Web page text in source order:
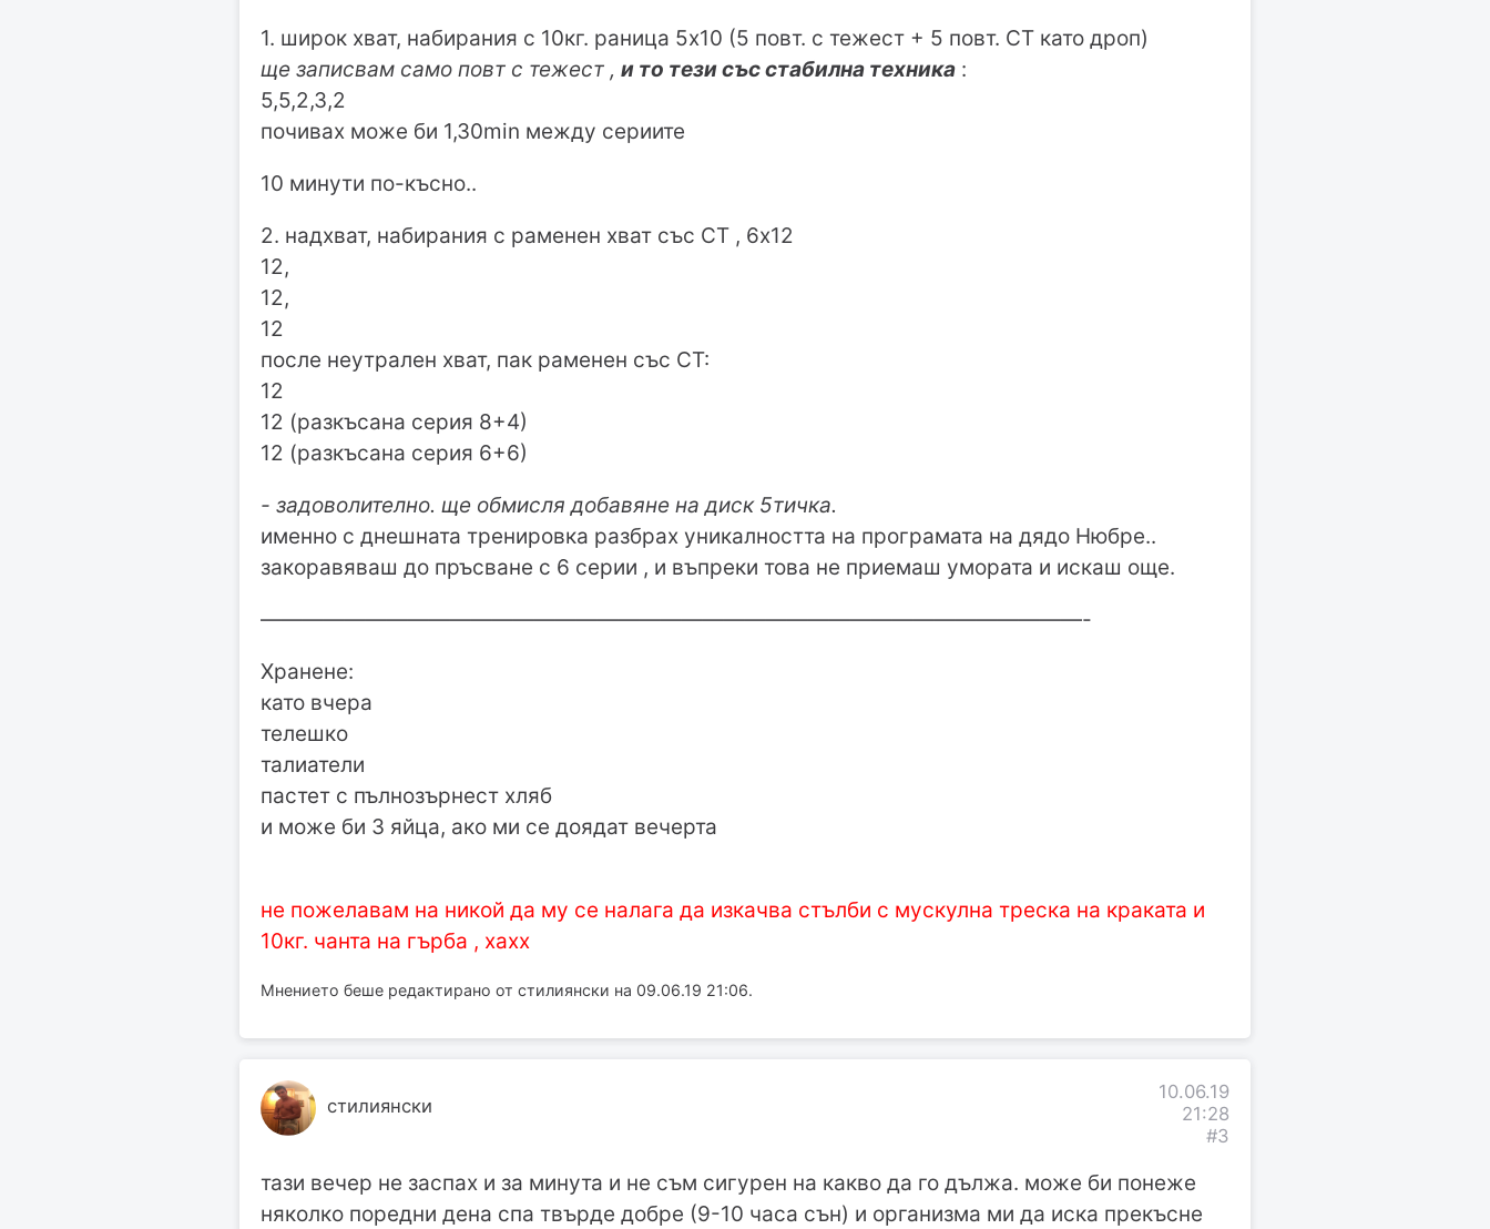
1. широк хват, набирания с 10кг. раница 5x10 (5 повт. с тежест + 5 повт. СТ като дроп)
ще записвам само повт с тежест , и то тези със стабилна техника :
5,5,2,3,2
почивах може би 1,30min между сериите
10 минути по-късно..
2. надхват, набирания с раменен хват със СТ , 6x12
12,
12,
12
после неутрален хват, пак раменен със СТ:
12
12 (разкъсана серия 8+4)
12 (разкъсана серия 6+6)
- задоволително. ще обмисля добавяне на диск 5тичка.
именно с днешната тренировка разбрах уникалността на програмата на дядо Нюбре..
закоравяваш до пръсване с 6 серии , и въпреки това не приемаш умората и искаш още.
———————————————————————————————————————-
Хранене:
като вчера
телешко
талиатели
пастет с пълнозърнест хляб
и може би 3 яйца, ако ми се доядат вечерта
не пожелавам на никой да му се налага да изкачва стълби с мускулна треска на краката и
10кг. чанта на гърба , хахх
Мнението беше редактирано от стилиянски на 09.06.19 21:06.
стилиянски
10.06.19
21:28
#3
тази вечер не заспах и за минута и не съм сигурен на какво да го дължа. може би понеже
няколко поредни дена спа твърде добре (9-10 часа сън) и организма ми да иска прекъсне